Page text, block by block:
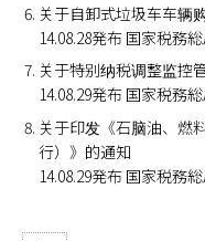
关于自卸式垃圾车车辆
14.08.28発布 国家税務
关于特别纳税调整监控
14.08.29発布 国家税務
关于印发《石脑油、燃
行）》的通知
14.08.29発布 国家税務